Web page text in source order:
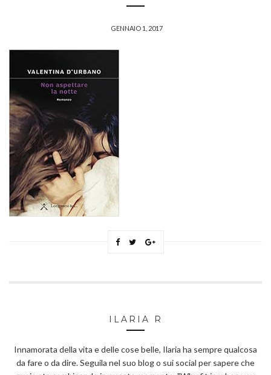
GENNAIO 1, 2017
ILARIA R
Innamorata della vita e delle cose belle, Ilaria ha sempre qualcosa
da fare o da dire. Seguila nel suo blog o sui social per sapere che